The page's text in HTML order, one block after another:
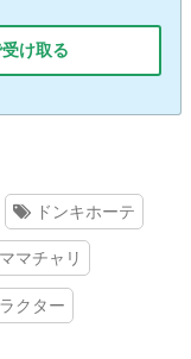
け取る
ドンキホーテ
ママチャリ
クター